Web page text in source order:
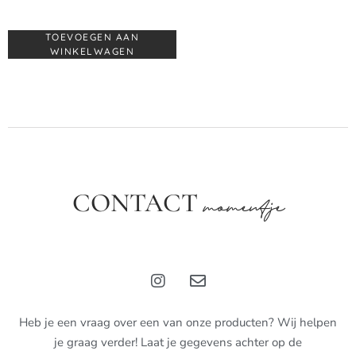
TOEVOEGEN AAN
WINKELWAGEN
CONTACTmomentje
Heb je een vraag over een van onze producten? Wij helpen
je graag verder! Laat je gegevens achter op de